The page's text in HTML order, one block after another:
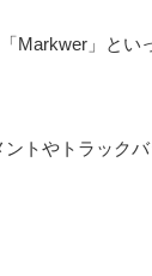
Markwer」とい
トやトラック